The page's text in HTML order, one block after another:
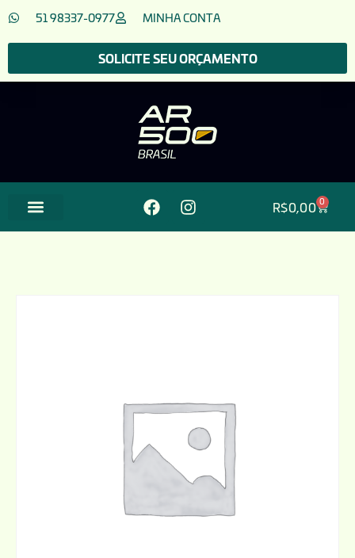
51 98337-0977 MINHA CONTA
SOLICITE SEU ORÇAMENTO
R$0,00 0